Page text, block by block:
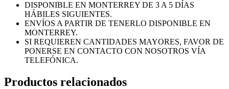
DISPONIBLE EN MONTERREY DE 3 A 5 DÍAS
HÁBILES SIGUIENTES.
ENVÍOS A PARTIR DE TENERLO DISPONIBLE EN
MONTERREY.
SI REQUIEREN CANTIDADES MAYORES, FAVOR DE
PONERSE EN CONTACTO CON NOSOTROS VÍA
TELEFÓNICA.
Productos relacionados